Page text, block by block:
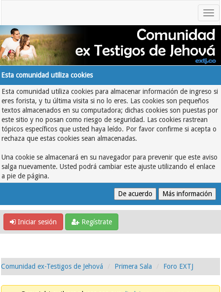
Esta comunidad utiliza cookies
Esta comunidad utiliza cookies para almacenar información de ingreso si
eres forista, y tu última visita si no lo eres. Las cookies son pequeños
textos almacenados en su computadora; dichas cookies son puestas por
este sitio y no posan como riesgo de seguridad. Las cookies rastrean
tópicos específicos que usted haya leído. Por favor confirme si acepta o
rechaza que estas cookies sean almacenadas.
Una cookie se almacenará en su navegador para prevenir que este aviso
salga nuevamente. Usted podrá cambiar este ajuste utilizando el enlace
a pie de página.
Iniciar sesión Regístrate
Comunidad ex-Testigos de Jehová Primera Sala Foro EXTJ